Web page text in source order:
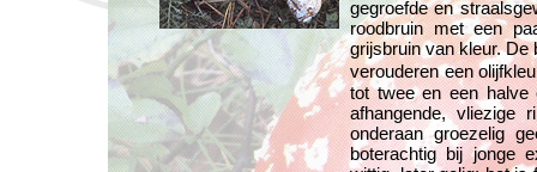
gegroefde en
roodbruin met een
grijsbruin van kleur. De
verouderen een
tot twee en een
afhangende, vliezige
onderaan groezelig
boterachtig bij jonge